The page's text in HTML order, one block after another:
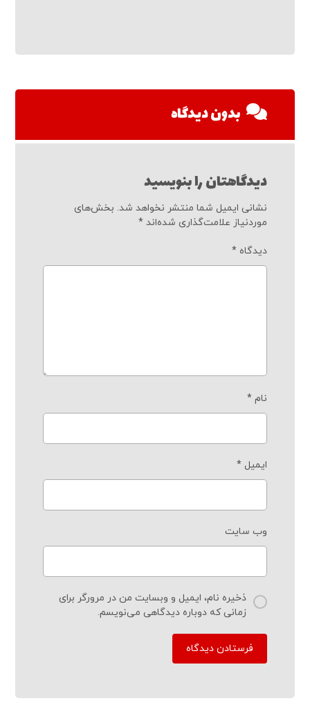
بدون دیدگاه
دیدگاهتان را بنویسید
نشانی ایمیل شما منتشر نخواهد شد. بخش‌های
موردنیاز علامت‌گذاری شده‌اند*
دیدگاه*
نام*
ایمیل*
وب‌ سایت
ذخیره نام، ایمیل و وبسایت من در مرورگر برای
زمانی که دوباره دیدگاهی می‌نویسم.